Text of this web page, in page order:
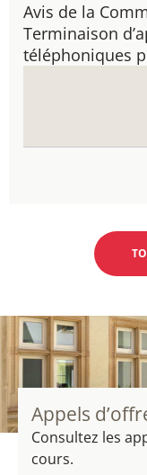
Avis de la
Terminaison
téléphoniques
Appels
Consultez les
cours.